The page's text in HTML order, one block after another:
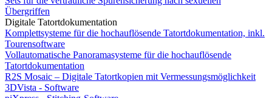
Übergriffen
Digitale Tatortdokumentation
Komplettsysteme für die hochauflösende Tatortdokumentation, inkl.
Tourensoftware
Vollautomatische Panoramasysteme für die hochauflösende
Tatortdokumentation
R2S Mosaic – Digitale Tatortkopien mit Vermessungsmöglichkeit
3DVista - Software